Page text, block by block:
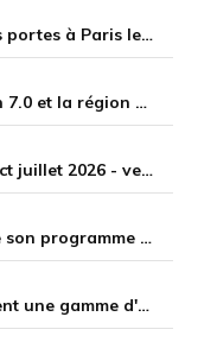
Le premier Genshin Café ouvrira ses portes à Paris le 14 août
Genshin Impact déploiera sa version 7.0 et la région de Snezhnaya le 12 août
Codes primo-gemmes Genshin Impact juillet 2026 - version 7.0
Gamescom 2026 : HoYoverse dévoile son programme et présente deux nouveaux jeux inédits
UGREEN et Honkai: Star Rail dévoilent une gamme d'accessoires de recharge en édition limitée